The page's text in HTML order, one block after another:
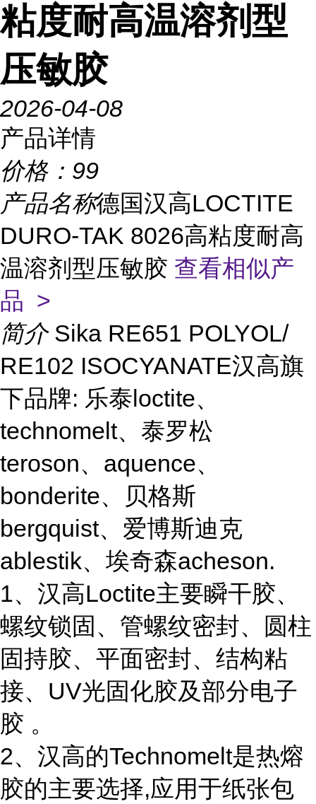
粘度耐高温溶剂型
压敏胶
2026-04-08
产品详情
价格： 99
产品名称德国汉高LOCTITE
DURO-TAK 8026高粘度耐高
温溶剂型压敏胶 查看相似产
品 >
简介 Sika RE651 POLYOL/
RE102 ISOCYANATE汉高旗
下品牌: 乐泰loctite、
technomelt、泰罗松
teroson、aquence、
bonderite、贝格斯
bergquist、爱博斯迪克
ablestik、埃奇森acheson.
1、汉高Loctite主要瞬干胶、
螺纹锁固、管螺纹密封、圆柱
固持胶、平面密封、结构粘
接、UV光固化胶及部分电子
胶 。
2、汉高的Technomelt是热熔
胶的主要选择,应用于纸张包